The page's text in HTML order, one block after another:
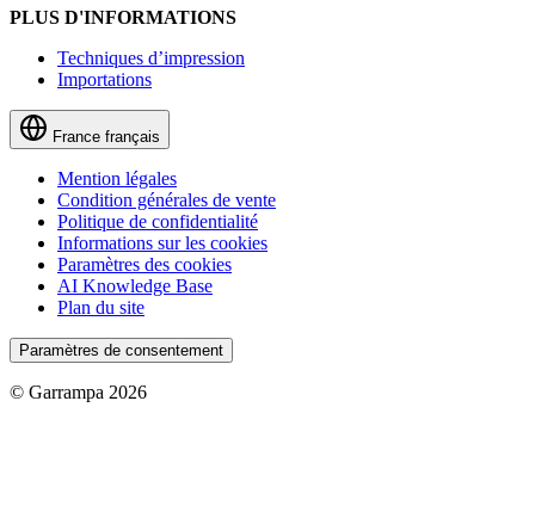
PLUS D'INFORMATIONS
Techniques d’impression
Importations
France français
Mention légales
Condition générales de vente
Politique de confidentialité
Informations sur les cookies
Paramètres des cookies
AI Knowledge Base
Plan du site
Paramètres de consentement
© Garrampa 2026